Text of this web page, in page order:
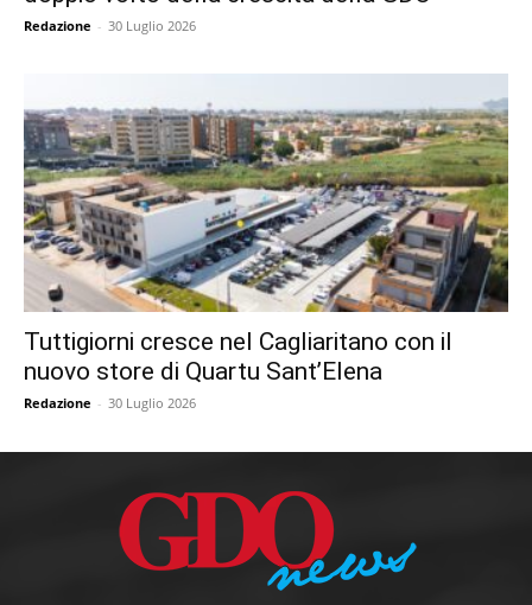
Redazione - 30 Luglio 2026
Tuttigiorni cresce nel Cagliaritano con il
nuovo store di Quartu Sant’Elena
Redazione - 30 Luglio 2026